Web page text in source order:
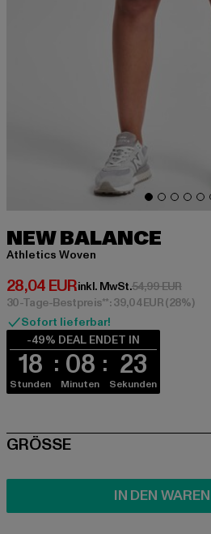
NEW BALANCE
Athletics Woven
28,04 EUR
Derzeitiger Preis: 28,04 EUR
inkl. MwSt.54,99 EUR
30-Tage-Bestpreis**: 39,04 EUR(28%)
Sofort lieferbar!
-49% DEAL ENDET IN
18
Stunden
08
Minuten
22
Sekunden
SIZE
GRÖSSE
IN DEN